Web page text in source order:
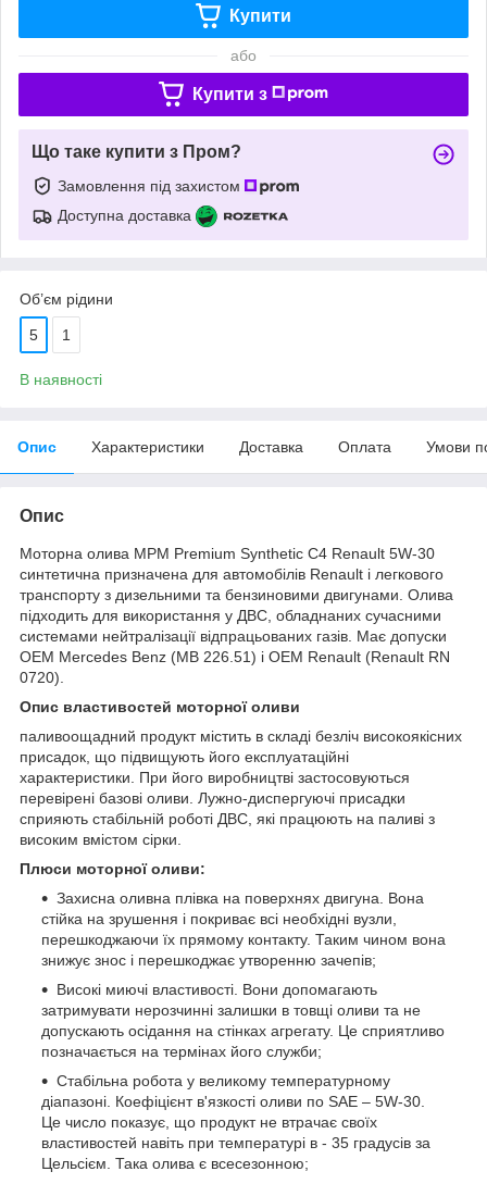
Купити
або
Купити з
Що таке купити з Пром?
Замовлення під захистом
Доступна доставка
Об’єм рідини
5 1
В наявності
Опис Характеристики Доставка Оплата Умови
Опис
Моторна олива MPM Premium Synthetic C4 Renault 5W-30
синтетична призначена для автомобілів Renault і легкового
транспорту з дизельними та бензиновими двигунами. Олива
підходить для використання у ДВС, обладнаних сучасними
системами нейтралізації відпрацьованих газів. Має допуски
OEM Mercedes Benz (MB 226.51) і OEM Renault (Renault RN
0720).
Опис властивостей моторної оливи
паливоощадний продукт містить в складі безліч високоякісних
присадок, що підвищують його експлуатаційні
характеристики. При його виробництві застосовуються
перевірені базові оливи. Лужно-диспергуючі присадки
сприяють стабільній роботі ДВС, які працюють на паливі з
високим вмістом сірки.
Плюси моторної оливи:
Захисна оливна плівка на поверхнях двигуна. Вона
стійка на зрушення і покриває всі необхідні вузли,
перешкоджаючи їх прямому контакту. Таким чином вона
знижує знос і перешкоджає утворенню зачепів;
Високі миючі властивості. Вони допомагають
затримувати нерозчинні залишки в товщі оливи та не
допускають осідання на стінках агрегату. Це сприятливо
позначається на термінах його служби;
Стабільна робота у великому температурному
діапазоні. Коефіцієнт в'язкості оливи по SAE – 5W-30.
Це число показує, що продукт не втрачає своїх
властивостей навіть при температурі в - 35 градусів за
Цельсієм. Така олива є всесезонною;